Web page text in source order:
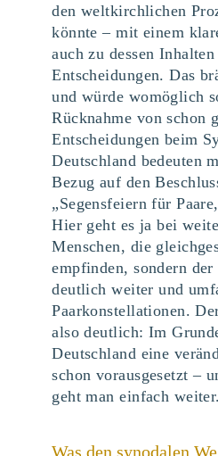
den weltkirchlichen
könnte ­– mit einem
auch zu dessen
Entscheidungen. Das
und würde womöglich
Rücknahme von schon
Entscheidungen beim
Deutschland bedeuten
Bezug auf den
„Segensfeiern für
Hier geht es ja bei
Menschen, die
empfinden, sondern
deutlich weiter und
Paarkonstellationen.
also deutlich: Im
Deutschland eine
schon vorausgesetzt –
geht man einfach weiter.
Was den synodalen